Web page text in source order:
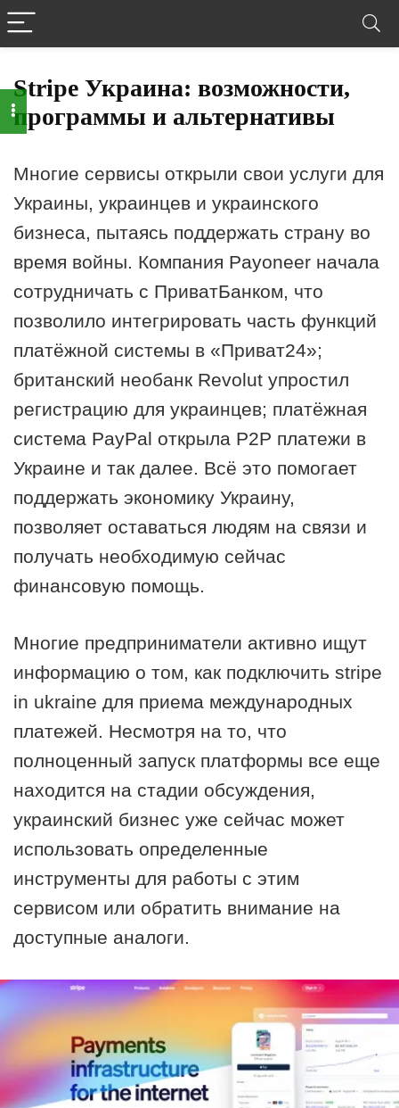
Stripe Украина: возможности,
программы и альтернативы
Многие сервисы открыли свои услуги для
Украины, украинцев и украинского
бизнеса, пытаясь поддержать страну во
время войны. Компания Payoneer начала
сотрудничать с ПриватБанком, что
позволило интегрировать часть функций
платёжной системы в «Приват24»;
британский необанк Revolut упростил
регистрацию для украинцев; платёжная
система PayPal открыла Р2Р платежи в
Украине и так далее. Всё это помогает
поддержать экономику Украину,
позволяет оставаться людям на связи и
получать необходимую сейчас
финансовую помощь.
Многие предприниматели активно ищут
информацию о том, как подключить stripe
in ukraine для приема международных
платежей. Несмотря на то, что
полноценный запуск платформы все еще
находится на стадии обсуждения,
украинский бизнес уже сейчас может
использовать определенные
инструменты для работы с этим
сервисом или обратить внимание на
доступные аналоги.